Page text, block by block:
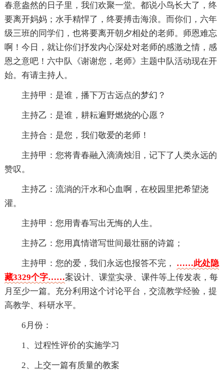
春意盎然的日子里，我们欢聚一堂。都说小鸟长大了，终
要离开妈妈；水手精悍了，终要搏击海浪。而你们，六年
级三班的同学们，也将要离开朝夕相处的老师。师恩难忘
啊！今日，就让你们抒发内心深处对老师的感激之情，感
恩之意吧！六中队《谢谢您，老师》主题中队活动现在开
始。有请主持人。
主持甲：是谁，播下万古远点的梦幻？
主持乙：是谁，耕耘遍野燃烧的心愿？
主持合：是您，我们敬爱的老师！
主持甲：您将青春融入滴滴烛泪，记下了人类永远的
赞叹。
主持乙：流淌的汗水和心血啊，在校园里把希望浇
灌。
主持甲：您用青春写出无悔的人生。
主持乙：您用真情谱写世间最壮丽的诗篇；
主持甲：您的爱，我们永远也报答不完， ……此处隐
藏3329个字……案设计、课堂实录、课件等上传发表，每
月至少一篇。充分利用这个讨论平台，交流教学经验，提
高教学、科研水平。
6月份：
1、过程性评价的实施学习
2、上交一篇有质量的教案